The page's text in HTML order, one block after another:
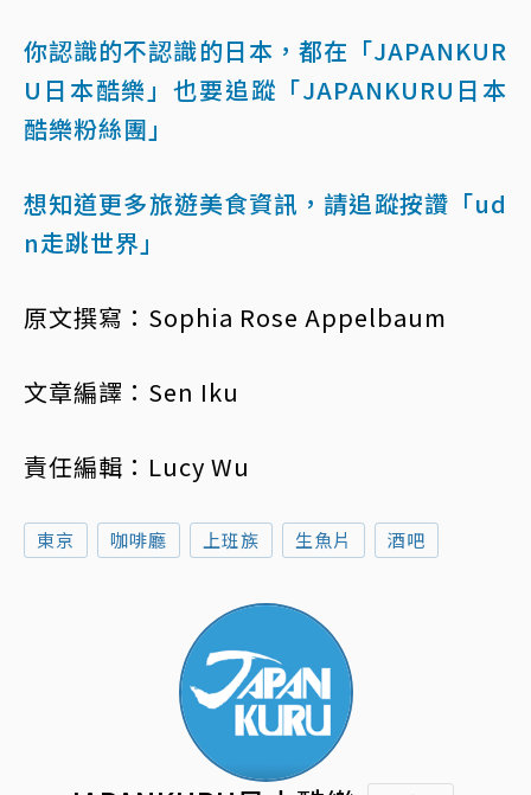
你認識的不認識的日本，都在「JAPANKUR
U日本酷樂」也要追蹤「JAPANKURU日本
酷樂粉絲團」
想知道更多旅遊美食資訊，請追蹤按讚「ud
n走跳世界」
原文撰寫：Sophia Rose Appelbaum
文章編譯：Sen Iku
責任編輯：Lucy Wu
東京 咖啡廳 上班族 生魚片 酒吧